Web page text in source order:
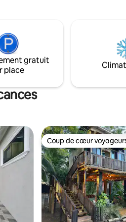
la
à la
son apaisant des vagues
briser sur le rivage vous
votre esprit.
gratuit
place
Coup de cœur
Coup de cœur